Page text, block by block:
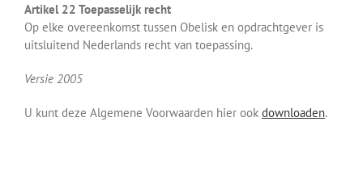
Artikel 22 Toepasselijk recht
Op elke overeenkomst tussen Obelisk en opdrachtgever is
uitsluitend Nederlands recht van toepassing.
Versie 2005
U kunt deze Algemene Voorwaarden hier ook downloaden.